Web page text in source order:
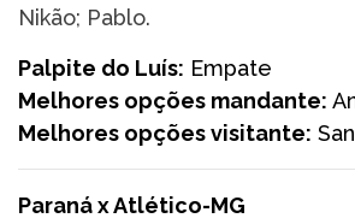
Nikão; Pablo.
Palpite do Luís: Empate
Melhores opções mandante:
Melhores opções visitante:
Paraná x Atlético-MG